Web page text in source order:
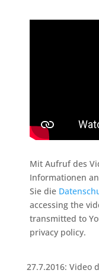
Mit Aufruf des
Informationen
Sie die
accessing the
transmitted to
privacy policy.
27.7.2016: Video